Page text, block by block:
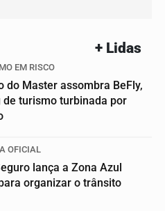
+ Lidas
EM RISCO
do Master assombra BeFly,
de turismo turbinada por
OFICIAL
lança a Zona Azul
organizar o trânsito